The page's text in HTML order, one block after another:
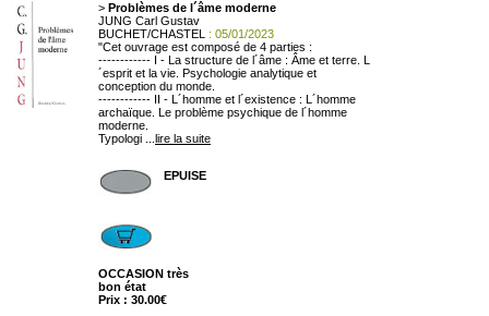
> Problèmes de l´âme moderne
JUNG Carl Gustav
BUCHET/CHASTEL
: 05/01/2023
"Cet ouvrage est composé de 4 parties :
------------ I - La structure de l´âme : Âme et terre. L
´esprit et la vie. Psychologie analytique et
conception du monde.
------------ II - L´homme et l´existence : L´homme
archaïque. Le problème psychique de l´homme
moderne.
Typologi ... lire la suite
EPUISE
OCCASION très
bon état
Prix : 30.00€